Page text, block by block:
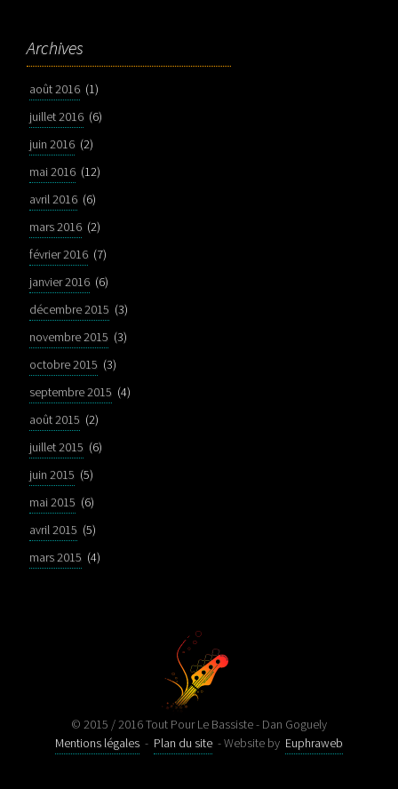
Archives
août 2016 (1)
juillet 2016 (6)
juin 2016 (2)
mai 2016 (12)
avril 2016 (6)
mars 2016 (2)
février 2016 (7)
janvier 2016 (6)
décembre 2015 (3)
novembre 2015 (3)
octobre 2015 (3)
septembre 2015 (4)
août 2015 (2)
juillet 2015 (6)
juin 2015 (5)
mai 2015 (6)
avril 2015 (5)
mars 2015 (4)
© 2015 / 2016 Tout Pour Le Bassiste - Dan Goguely
Mentions légales - Plan du site - Website by Euphraweb